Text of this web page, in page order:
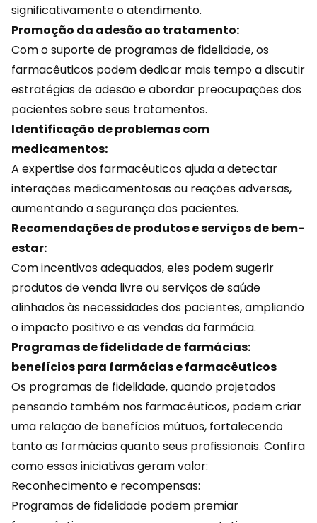
significativamente o atendimento.
Promoção da adesão ao tratamento:
Com o suporte de programas de fidelidade, os
farmacêuticos podem dedicar mais tempo a discutir
estratégias de adesão e abordar preocupações dos
pacientes sobre seus tratamentos.
Identificação de problemas com
medicamentos:
A expertise dos farmacêuticos ajuda a detectar
interações medicamentosas ou reações adversas,
aumentando a segurança dos pacientes.
Recomendações de produtos e serviços de bem-
estar:
Comincentivosadequados, eles podem sugerir
produtos de venda livre ou serviços de saúde
alinhados às necessidades dos pacientes, ampliando
o impacto positivo e as vendas da farmácia.
Programas de fidelidade de farmácias:
benefícios para farmácias e farmacêuticos
Os programas de fidelidade, quando projetados
pensando também nos farmacêuticos, podem criar
uma relação de benefícios mútuos, fortalecendo
tanto as farmácias quanto seus profissionais. Confira
como essas iniciativas geram valor:
Reconhecimento e recompensas:
Programas de fidelidade podem premiar